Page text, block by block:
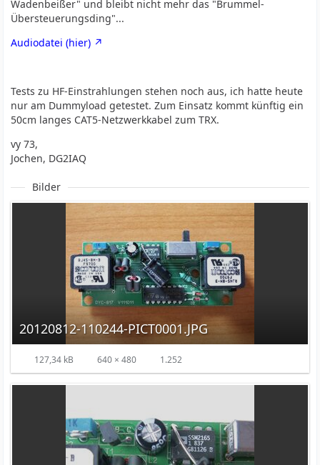
Wadenbeißer" und bleibt nicht mehr das "Brummel-
Übersteuerungsding"...
Audiodatei (hier)
Tests zu HF-Einstrahlungen stehen noch aus, ich hatte heute
nur am Dummyload getestet. Zum Einsatz kommt künftig ein
50cm langes CAT5-Netzwerkkabel zum TRX.
vy 73,
Jochen, DG2IAQ
Bilder
20120812-110244-PICT0001.JPG
127,34 kB 640 × 480 1.252